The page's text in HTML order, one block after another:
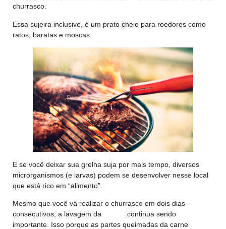
churrasco.
Essa sujeira inclusive, é um prato cheio para roedores como
ratos, baratas e moscas.
E se você deixar sua grelha suja por mais tempo, diversos
microrganismos (e larvas) podem se desenvolver nesse local
que está rico em “alimento”.
Mesmo que você vá realizar o churrasco em dois dias
consecutivos, a lavagem da
continua sendo
importante. Isso porque as partes queimadas da carne